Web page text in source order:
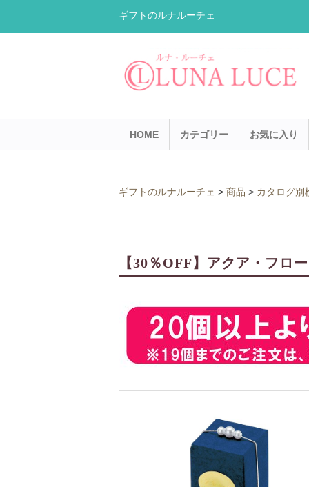
ギフトのルナルーチェ
HOME カテゴリー お気に入り
ギフトのルナルーチェ > 商品 > カタログ別
【30％OFF】アクア・フ